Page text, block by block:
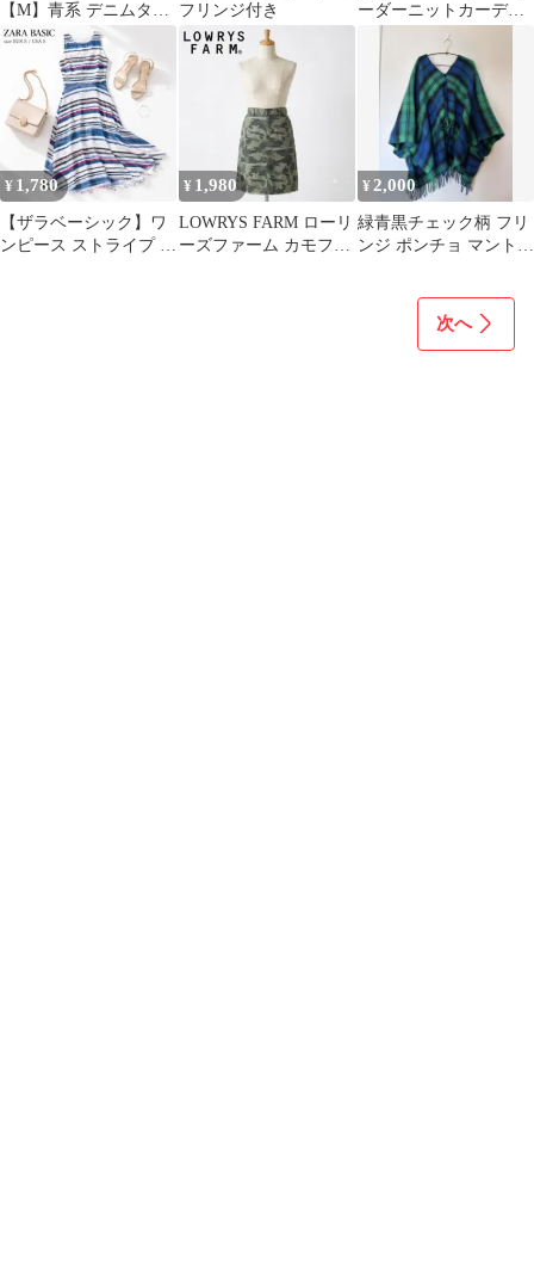
【M】青系 デニムタイ
トスカート フリンジ 綿
100 春夏
フリンジ付き
ーダーニットカーディ
ガン 黒白 FREE
¥ 1,780
【ザラベーシック】ワ
ンピース ストライプ ノ
¥ 1,980
LOWRYS FARM ローリ
ーズファーム カモフラ
¥2,000
緑青黒チェック柄 フリ
ンジ ポンチョ マント
次へ